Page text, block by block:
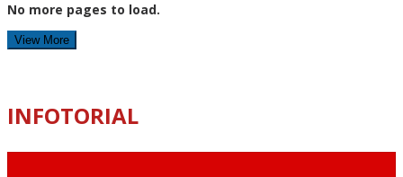
No more pages to load.
View More
INFOTORIAL